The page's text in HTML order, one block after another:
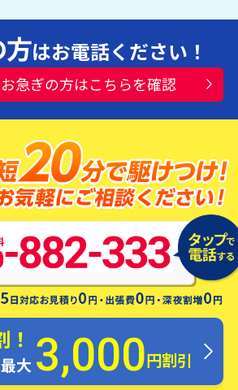
はお電話ください！
お急ぎの方はこちらを確認
・修理お電話一本ですぐ
伺いします！
大 3,000円割引